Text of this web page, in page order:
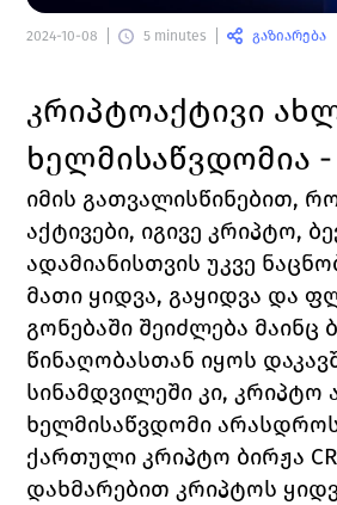
2024-10-08 5 minutes გაზიარება
კრიპტოაქტივი
ხელმისაწვდომია -
იმის გათვალისწინებით,
აქტივები, იგივე კრიპტო,
ადამიანისთვის უკვე
მათი ყიდვა, გაყიდვა და
გონებაში შეიძლება მაინც
წინაღობასთან იყოს
სინამდვილეში კი, კრიპტო
ხელმისაწვდომი
ქართული კრიპტო ბირჟა
დახმარებით კრიპტოს